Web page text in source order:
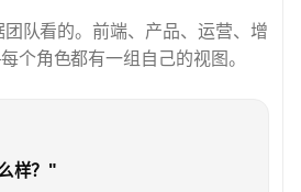
队看的。前端、产品、运营、增
角色都有一组自己的视图。
样？"